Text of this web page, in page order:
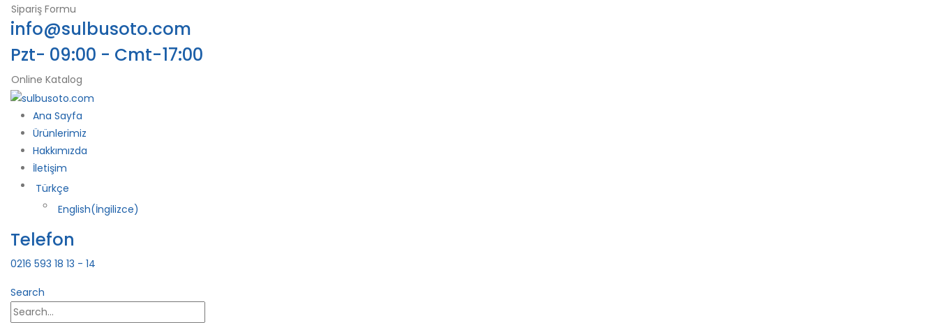
Sipariş Formu
info@sulbusoto.com
Pzt- 09:00 - Cmt-17:00
Online Katalog
Ana Sayfa
Ürünlerimiz
Hakkımızda
İletişim
Türkçe
English(İngilizce)
Telefon
0216 593 18 13 - 14
Search